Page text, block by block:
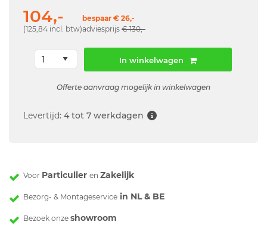
104,-
(125,84 incl. btw)
bespaar € 26,-
adviesprijs € 130,-
In winkelwagen
Offerte aanvraag mogelijk in winkelwagen
Levertijd: 4 tot 7 werkdagen
Voor Particulier en Zakelijk
Bezorg- & Montageservice in NL & BE
Bezoek onze showroom